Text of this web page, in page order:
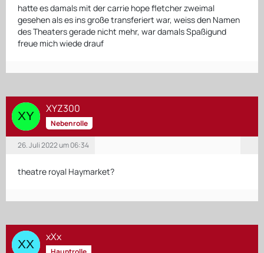
hatte es damals mit der carrie hope fletcher zweimal
gesehen als es ins große transferiert war, weiss den Namen
des Theaters gerade nicht mehr, war damals Spaßigund
freue mich wiede drauf
XYZ300
Nebenrolle
26. Juli 2022 um 06:34
theatre royal Haymarket?
xXx